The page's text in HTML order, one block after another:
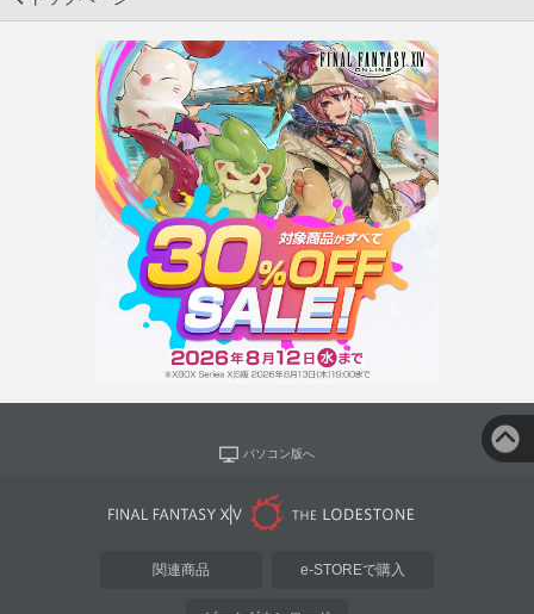
パソコン版へ
関連商品 e-STOREで購入